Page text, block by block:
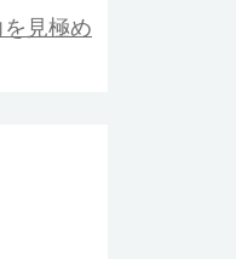
見極め